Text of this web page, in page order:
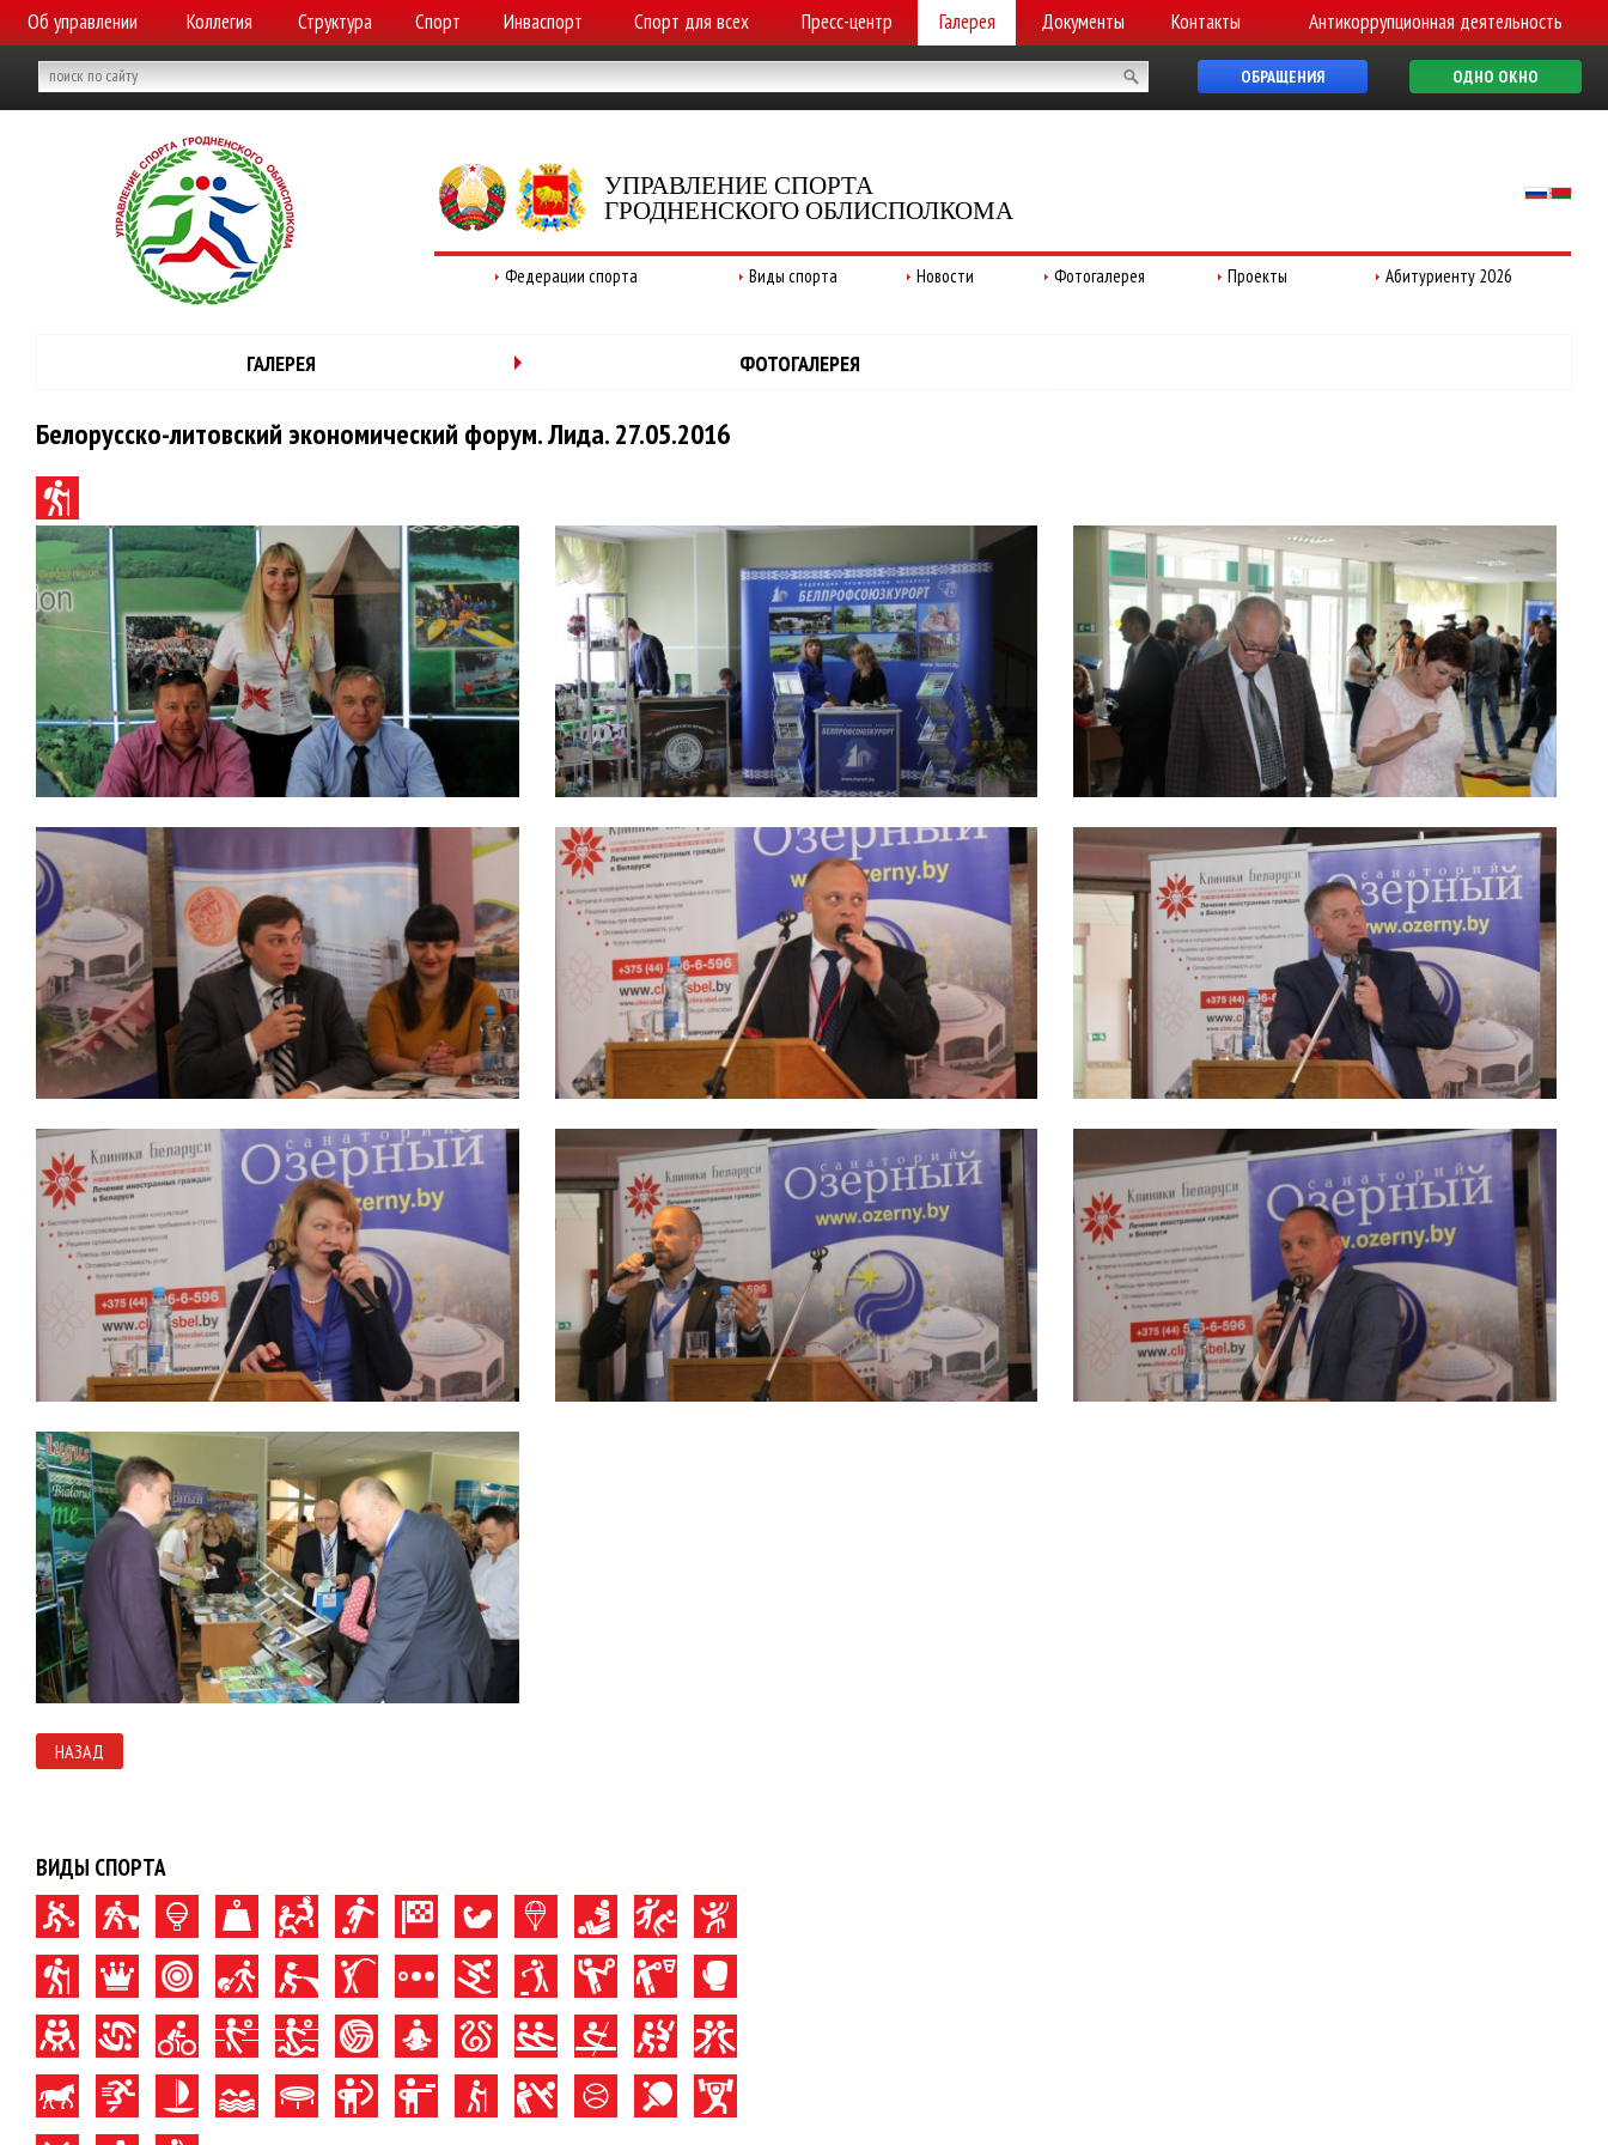
Об управлении Коллегия Структура Спорт Инваспорт Спорт для всех Пресс-центр Галерея Документы Контакты Антикоррупционная деятельность
ОБРАЩЕНИЯ ОДНО ОКНО
УПРАВЛЕНИЕ СПОРТА
ГРОДНЕНСКОГО ОБЛИСПОЛКОМА
Федерации спорта Виды спорта Новости Фотогалерея Проекты Абитуриенту 2026
ГАЛЕРЕЯ ФОТОГАЛЕРЕЯ
Белорусско-литовский экономический форум. Лида. 27.05.2016
НАЗАД
ВИДЫ СПОРТА